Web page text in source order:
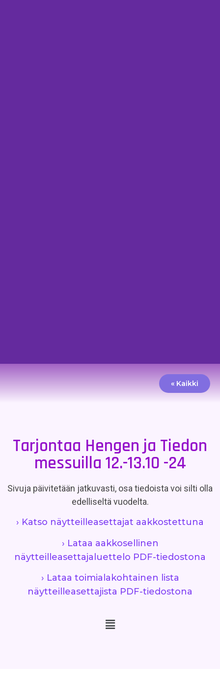
« Kaikki
Tarjontaa Hengen ja Tiedon
messuilla 12.-13.10 -24
Sivuja päivitetään jatkuvasti, osa tiedoista voi silti olla
edelliseltä vuodelta.
› Katso näytteilleasettajat aakkostettuna
› Lataa aakkosellinen
näytteilleasettajaluettelo PDF-tiedostona
› Lataa toimialakohtainen lista
näytteilleasettajista PDF-tiedostona